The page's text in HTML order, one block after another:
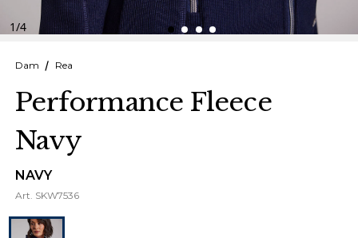
1/4
Dam Rea
Performance Fleece
Navy
NAVY
Art. SKW7536